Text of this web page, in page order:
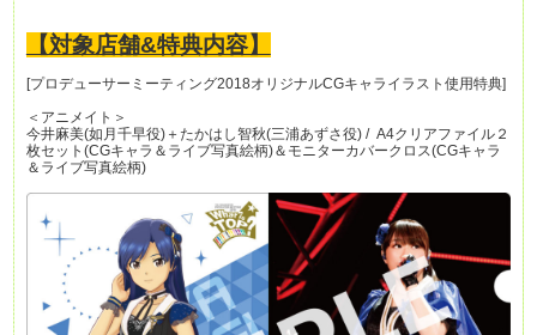
【対象店舗&特典内容】
[プロデューサーミーティング2018オリジナルCGキャライラスト使用特典]
＜アニメイト＞
今井麻美(如月千早役)＋たかはし智秋(三浦あずさ役) / A4クリアファイル２
枚セット(CGキャラ＆ライブ写真絵柄)＆モニターカバークロス(CGキャラ
＆ライブ写真絵柄)